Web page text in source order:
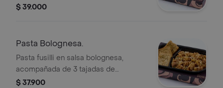
tostadas a las finas hierbas.
$ 39.000
Pasta Bolognesa.
Pasta fusilli en salsa bolognesa,
acompañada de 3 tajadas de
tostaditas a las finas hierbas.
$ 37.900